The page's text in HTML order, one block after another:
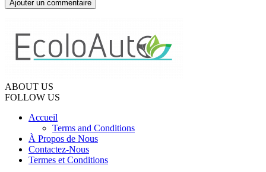
ABOUT US
FOLLOW US
Accueil
Terms and Conditions
À Propos de Nous
Contactez-Nous
Termes et Conditions